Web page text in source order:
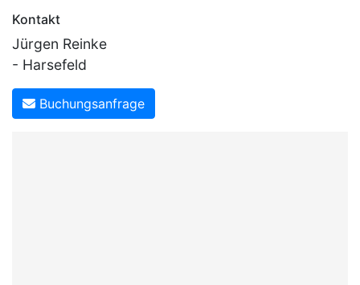
Kontakt
Jürgen Reinke
- Harsefeld
Buchungsanfrage